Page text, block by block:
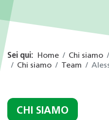
Sei qui: Home Chi siamo
Chi siamo
Team
CHI SIAMO